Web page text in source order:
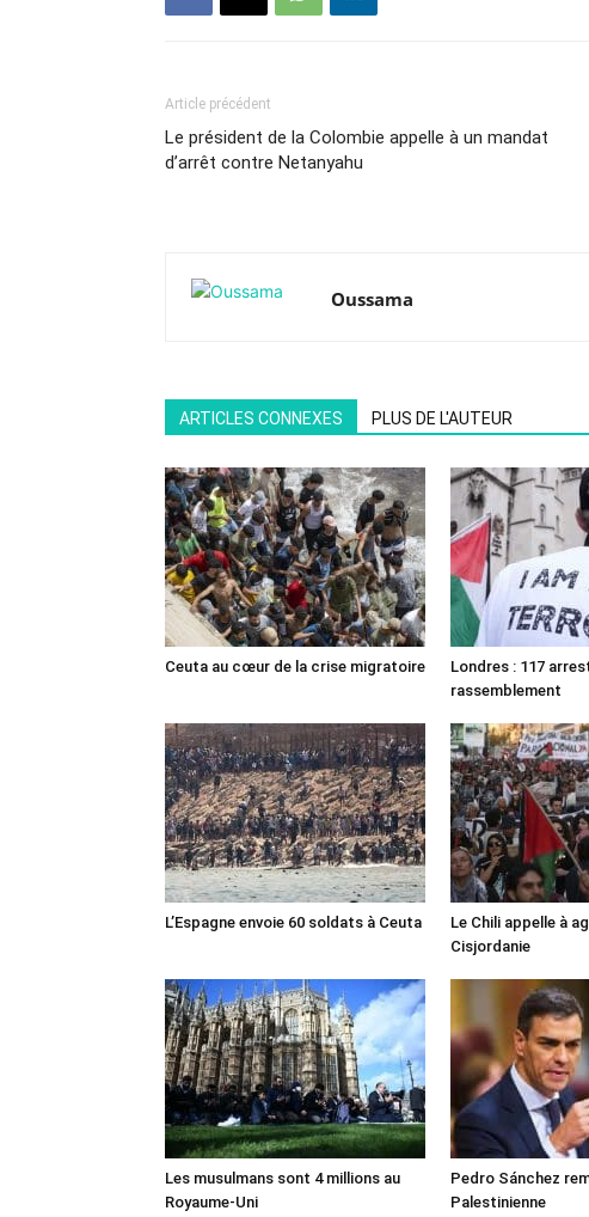
Article précédent
Le président de la Colombie appelle à un mandat
d’arrêt contre Netanyahu
Oussama
ARTICLES CONNEXES PLUS DE L'AUTEUR
Ceuta au cœur de la crise migratoire
Londres : 117
rassemblement
L’Espagne envoie 60 soldats à Ceuta
Le Chili appelle à
Cisjordanie
Les musulmans sont 4 millions au
Royaume-Uni
Pedro Sánchez
Palestinienne